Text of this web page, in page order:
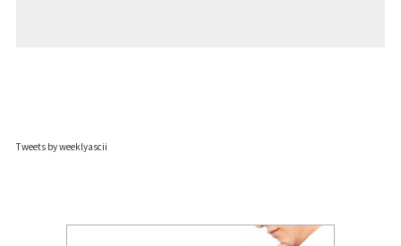
Tweets by weeklyascii